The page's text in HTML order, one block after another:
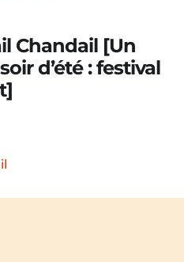
Family [Un
d’été : festival